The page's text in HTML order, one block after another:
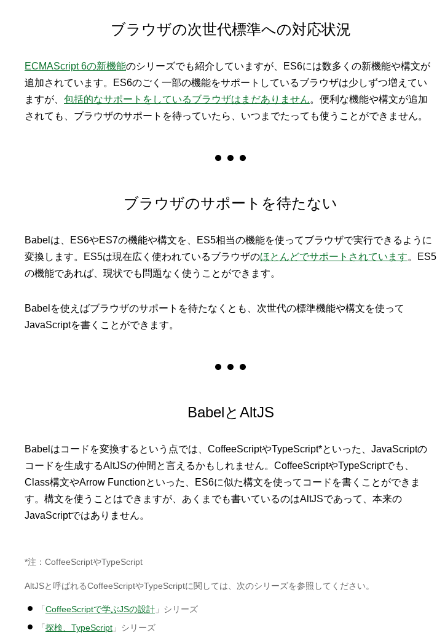
ブラウザの次世代標準への対応状況
ECMAScript 6の新機能のシリーズでも紹介していますが、ES6には数多くの新機能や構文が
追加されています。ES6のごく一部の機能をサポートしているブラウザは少しずつ増えてい
ますが、 包括的なサポートをしているブラウザはまだありません。便利な機能や構文が追加
されても、ブラウザのサポートを待っていたら、いつまでたっても使うことができません。
ブラウザのサポートを待たない
Babelは、ES6やES7の機能や構文を、ES5相当の機能を使ってブラウザで実行できるように
変換します。ES5は現在広く使われているブラウザのほとんどでサポートされています。ES5
の機能であれば、現状でも問題なく使うことができます。
Babelを使えばブラウザのサポートを待たなくとも、次世代の標準機能や構文を使って
JavaScriptを書くことができます。
BabelとAltJS
Babelはコードを変換するという点では、CoffeeScriptやTypeScript*といった、JavaScriptの
コードを生成するAltJSの仲間と言えるかもしれません。CoffeeScriptやTypeScriptでも、
Class構文やArrow Functionといった、ES6に似た構文を使ってコードを書くことができま
す。構文を使うことはできますが、あくまでも書いているのはAltJSであって、本来の
JavaScriptではありません。
*注：CoffeeScriptやTypeScript
AltJSと呼ばれるCoffeeScriptやTypeScriptに関しては、次のシリーズを参照してください。
「 CoffeeScriptで学ぶJSの設計 」シリーズ
「 探検、TypeScript 」シリーズ